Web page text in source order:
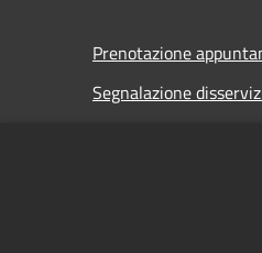
Prenotazione
Segnalazione